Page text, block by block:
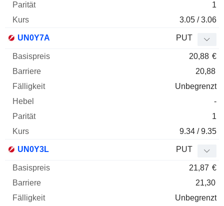
1
3.05 / 3.06
UN0Y7A PUT
20,88 €
20,88
Unbegrenzt
-
1
9.34 / 9.35
UN0Y3L PUT
21,87 €
21,30
Unbegrenzt